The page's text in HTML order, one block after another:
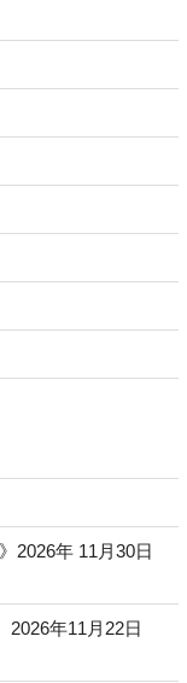
2026年 11月30日
年11月22日